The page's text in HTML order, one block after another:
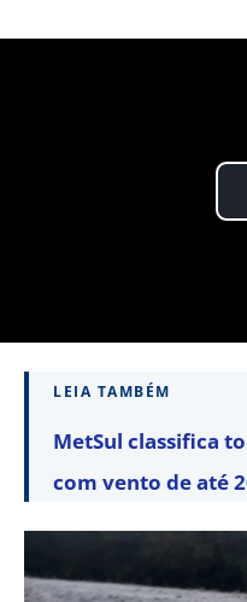
LEIA TAMBÉM
MetSul classifica
com vento de até